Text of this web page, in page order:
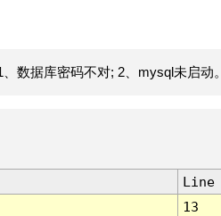
数据库密码不对; 2、mysql未启动。
Line
13